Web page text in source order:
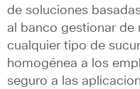
de soluciones
al banco gestionar de
cualquier tipo de
homogénea a los
seguro a las